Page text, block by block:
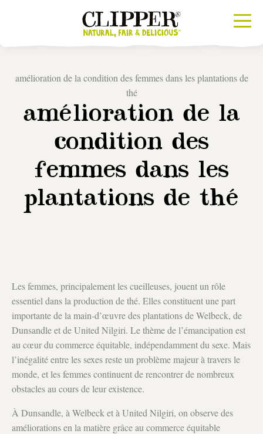
amélioration de la condition des femmes dans les plantations de
thé
amélioration de la
condition des
femmes dans les
plantations de thé
Les femmes, principalement les cueilleuses, jouent un rôle
essentiel dans la production de thé. Elles constituent une part
importante de la main-d’œuvre des plantations de Welbeck, de
Dunsandle et de United Nilgiri. Le thème de l’émancipation est
au cœur du commerce équitable, indépendamment du sexe. Mais
l’inégalité entre les sexes reste un problème majeur à travers le
monde, et les femmes continuent de rencontrer de nombreux
obstacles au cours de leur existence.
À Dunsandle, à Welbeck et à United Nilgiri, on observe des
améliorations en la matière grâce au commerce équitable